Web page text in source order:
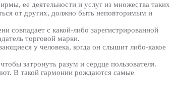
ее деятельности и услуг из множества таких
от других, должно быть неповторимым и
совпадает с какой-либо зарегистрированной
торговой марки.
у человека, когда он слышит либо-какое
затронуть разум и сердце пользователя.
В такой гармонии рождаются самые